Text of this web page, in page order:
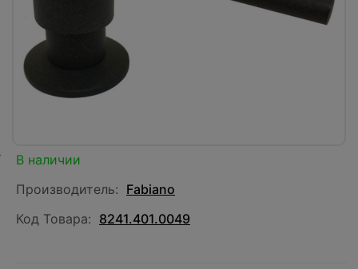
В наличии
Производитель: Fabiano
Код Товара: 8241.401.0049